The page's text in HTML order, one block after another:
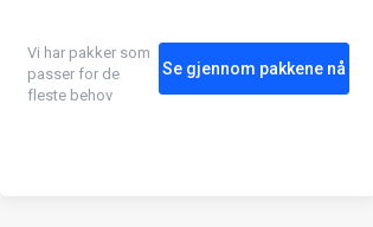
Vi har pakker som
passer for de
fleste behov
Se gjennom pakkene nå